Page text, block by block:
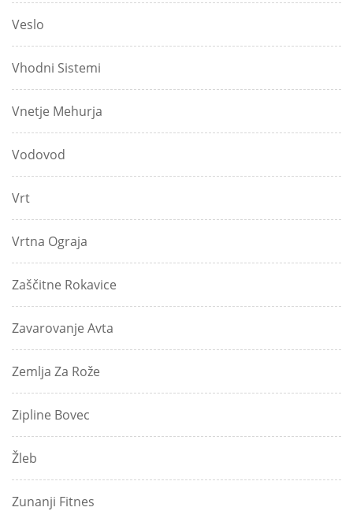
Veslo
Vhodni Sistemi
Vnetje Mehurja
Vodovod
Vrt
Vrtna Ograja
Zaščitne Rokavice
Zavarovanje Avta
Zemlja Za Rože
Zipline Bovec
Žleb
Zunanji Fitnes